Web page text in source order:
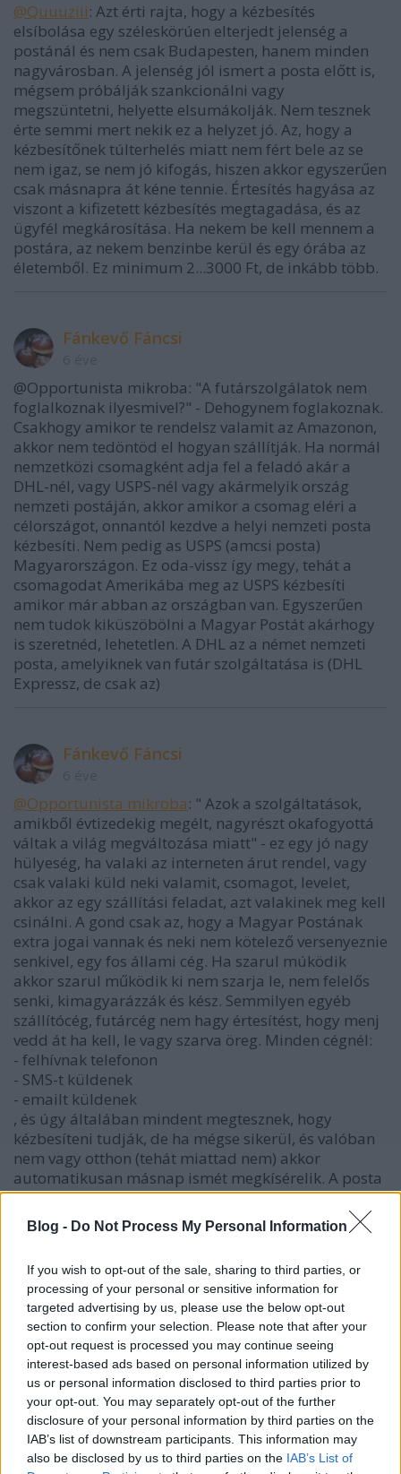
Blog - Do Not Process My Personal Information
If you wish to opt-out of the sale, sharing to third parties, or
processing of your personal or sensitive information for
targeted advertising by us, please use the below opt-out
section to confirm your selection. Please note that after your
opt-out request is processed you may continue seeing
interest-based ads based on personal information utilized by
us or personal information disclosed to third parties prior to
your opt-out. You may separately opt-out of the further
disclosure of your personal information by third parties on the
IAB’s list of downstream participants. This information may
also be disclosed by us to third parties on the IAB’s List of
@Quuuziii: Azt érti rajta, hogy a kézbesítés
elsíbolása egy széleskörúen elterjedt jelenség a
postánál és nem csak Budapesten, hanem minden
nagyvárosban. A jelenség jól ismert a posta előtt is,
mégsem próbálják szankcionálni vagy
megszüntetni, helyette elsumákolják. Nem tesznek
érte semmi mert nekik ez a helyzet jó. Az, hogy a
kézbesítőnek túlterhelés miatt nem fért bele az se
nem igaz, se nem jó kifogás, hiszen akkor egyszerűen
csak másnapra át kéne tennie. Értesítés hagyása az
viszont a kifizetett kézbesítés megtagadása, és az
ügyfél megkárosítása. Ha nekem be kell mennem a
postára, az nekem benzinbe kerül és egy órába az
életemből. Ez minimum 2...3000 Ft, de inkább több.
Fánkevő Fáncsi
@Opportunista mikroba: "A futárszolgálatok nem
foglalkoznak ilyesmivel?" - Dehogynem foglakoznak.
Csakhogy amikor te rendelsz valamit az Amazonon,
akkor nem tedöntöd el hogyan szállítják. Ha normál
nemzetközi csomagként adja fel a feladó akár a
DHL-nél, vagy USPS-nél vagy akármelyik ország
nemzeti postáján, akkor amikor a csomag eléri a
célországot, onnantól kezdve a helyi nemzeti posta
kézbesíti. Nem pedig as USPS (amcsi posta)
Magyarországon. Ez oda-vissz így megy, tehát a
csomagodat Amerikába meg az USPS kézbesíti
amikor már abban az országban van. Egyszerűen
nem tudok kiküszöbölni a Magyar Postát akárhogy
is szeretnéd, lehetetlen. A DHL az a német nemzeti
posta, amelyiknek van futár szolgáltatása is (DHL
Expressz, de csak az)
Fánkevő Fáncsi
@Opportunista mikroba: " Azok a szolgáltatások,
amikből évtizedekig megélt, nagyrészt okafogyottá
váltak a világ megváltozása miatt" - ez egy jó nagy
hülyeség, ha valaki az interneten árut rendel, vagy
csak valaki küld neki valamit, csomagot, levelet,
akkor az egy szállítási feladat, azt valakinek meg kell
csinálni. A gond csak az, hogy a Magyar Postának
extra jogai vannak és neki nem kötelező versenyeznie
senkivel, egy fos állami cég. Ha szarul múködik
akkor szarul működik ki nem szarja le, nem felelős
senki, kimagyarázzák és kész. Semmilyen egyéb
szállítócég, futárcég nem hagy értesítést, hogy menj
vedd át ha kell, le vagy szarva öreg. Minden cégnél:
- felhívnak telefonon
- SMS-t küldenek
- emailt küldenek
, és úgy általában mindent megtesznek, hogy
kézbesíteni tudják, de ha mégse sikerül, és valóban
nem vagy otthon (tehát miattad nem) akkor
automatikusan másnap ismét megkísérelik. A posta
nem akar ezekkel a cégekkel versenyezni, egy állami
cégnek nem muszáj a piachoz alkalmazkodnia. Ezért
volt szar a szocializmus, a posta meg egy
Quuuziii
6 éve
@Fánkevő Fáncsi: sosem állítottam hogy a posta
tökéletesen működik, messze nem az, de azt nem
tudom mire alapozod, hogy ez a postának jó lenne.